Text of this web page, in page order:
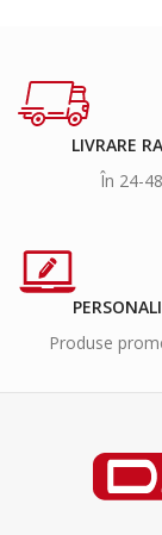
LIVRARE
În 24-
Produse